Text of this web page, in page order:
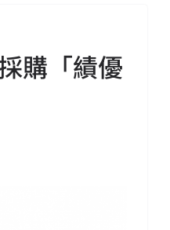
購「績優